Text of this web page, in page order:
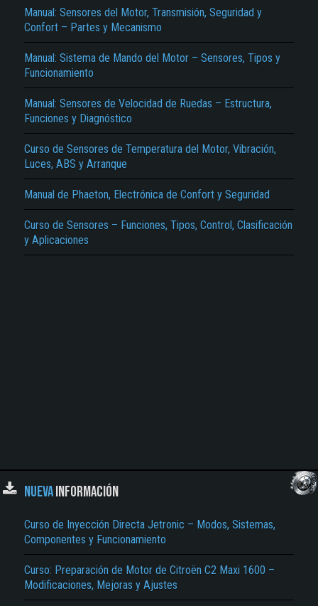
Manual: Sensores del Motor, Transmisión, Seguridad y
Confort – Partes y Mecanismo
Manual: Sistema de Mando del Motor – Sensores, Tipos y
Funcionamiento
Manual: Sensores de Velocidad de Ruedas – Estructura,
Funciones y Diagnóstico
Curso de Sensores de Temperatura del Motor, Vibración,
Luces, ABS y Arranque
Manual de Phaeton, Electrónica de Confort y Seguridad
Curso de Sensores – Funciones, Tipos, Control, Clasificación
y Aplicaciones
NUEVAINFORMACIÓN
Curso de Inyección Directa Jetronic – Modos, Sistemas,
Componentes y Funcionamiento
Curso: Preparación de Motor de Citroën C2 Maxi 1600 –
Modificaciones, Mejoras y Ajustes
El Título es incorrecto según el contenido.
Texto o Imagen de portada son erróneos.
No carga o no se visualiza el contenido.
Reportar otro tipo de error...